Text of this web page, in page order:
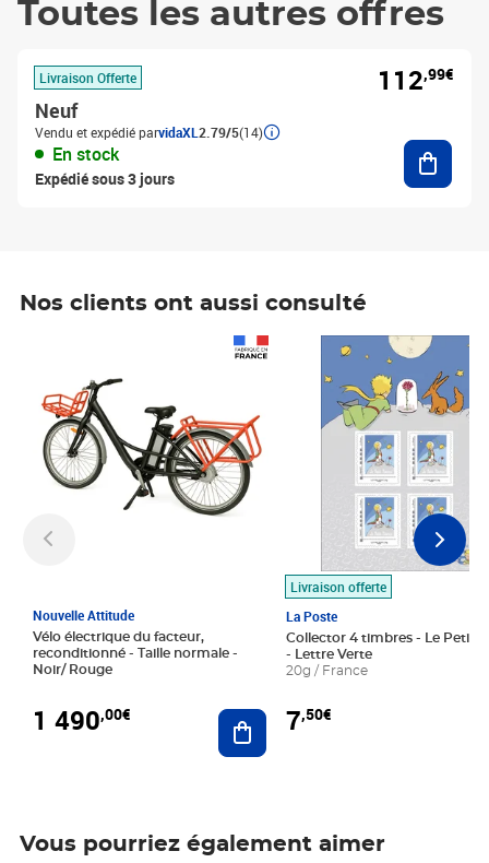
Toutes les autres offres
Livraison Offerte
Neuf
Vendu et expédié parvidaXL 2.79/5(14)
En stock
Expédié sous 3 jours
112,99€
Nos clients ont aussi consulté
Nouvelle Attitude
Vélo électrique du facteur,
reconditionné - Taille normale -
Noir/ Rouge
1 490,00€ Ajouter au panier
Livraison offerte
La Poste
Collector 4 timbres - Le Petit
- Lettre Verte
20g / France
7,50€
Prix 7,50€
Vous pourriez également aimer